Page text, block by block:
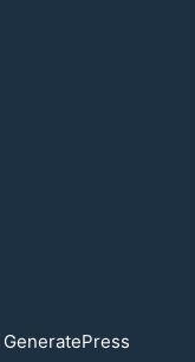
GeneratePress